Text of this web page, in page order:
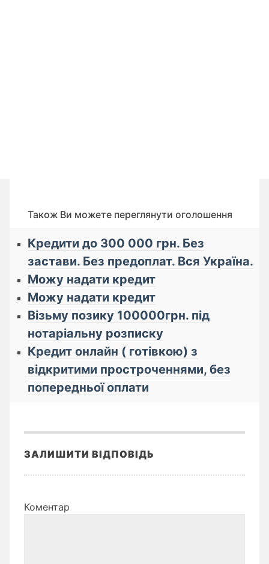
Також Ви можете переглянути оголошення
Кредити до 300 000 грн. Без
застави. Без предоплат. Вся Україна.
Можу надати кредит
Можу надати кредит
Візьму позику 100000грн. під
нотаріальну розписку
Кредит онлайн ( готівкою) з
відкритими простроченнями, без
попередньої оплати
ЗАЛИШИТИ ВІДПОВІДЬ
Коментар